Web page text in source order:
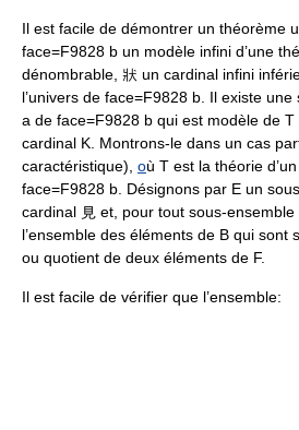
Il est facile de démontrer un théorème
face=F9828 b un modèle infini d’une
dénombrable, 狀 un cardinal infini
l’univers de face=F9828 b. Il existe
a de face=F9828 b qui est modèle de T
cardinal K. Montrons-le dans un cas
caractéristique), où T est la théorie
face=F9828 b. Désignons par E un
cardinal 見 et, pour tout sous-
l’ensemble des éléments de B qui sont
ou quotient de deux éléments de F.
Il est facile de vérifier que l’ensemble: